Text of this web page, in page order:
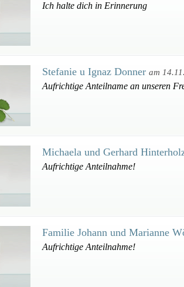
Ich halte dich in Erinnerung
Stefanie u Ignaz Donner am
Aufrichtige Anteilname an unseren
Michaela und Gerhard
Aufrichtige Anteilnahme!
Familie Johann und Marianne
Aufrichtige Anteilnahme!